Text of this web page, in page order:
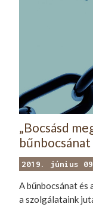
„Bocsásd
bűnbocsánat
2019. június
A bűnbocsánat és
a szolgálataink